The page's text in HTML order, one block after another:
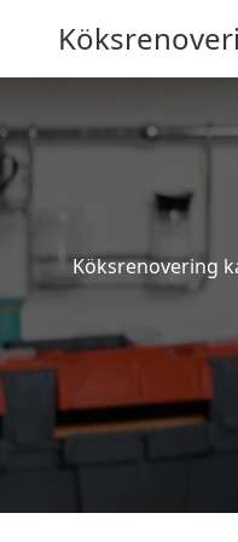
Köksrenovering